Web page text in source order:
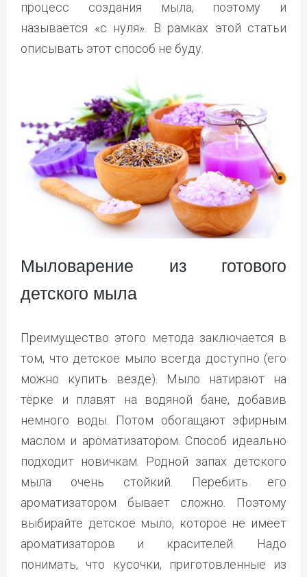
процесс создания мыла, поэтому и
называется «с нуля». В рамках этой статьи
описывать этот способ не буду.
Мыловарение из готового
детского мыла
Преимущество этого метода заключается в
том, что детское мыло всегда доступно (его
можно купить везде). Мыло натирают на
тёрке и плавят на водяной бане, добавив
немного воды. Потом обогащают эфирным
маслом и ароматизатором. Способ идеально
подходит новичкам. Родной запах детского
мыла очень стойкий. Перебить его
ароматизатором бывает сложно. Поэтому
выбирайте детское мыло, которое не имеет
ароматизаторов и красителей. Надо
понимать, что кусочки, приготовленные из